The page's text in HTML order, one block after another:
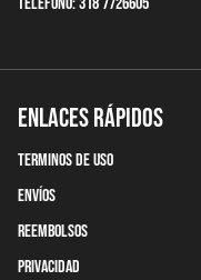
Enlaces Rápidos
terminos de uso
Envíos
Reembolsos
Privacidad